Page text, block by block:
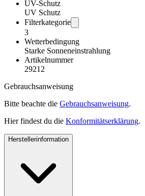
UV-Schutz
UV Schutz
Filterkategorie
3
Wetterbedingung
Starke Sonneneinstrahlung
Artikelnummer
29212
Gebrauchsanweisung
Bitte beachte die Gebrauchsanweisung.
Hier findest du die Konformitätserklärung.
Herstellerinformation